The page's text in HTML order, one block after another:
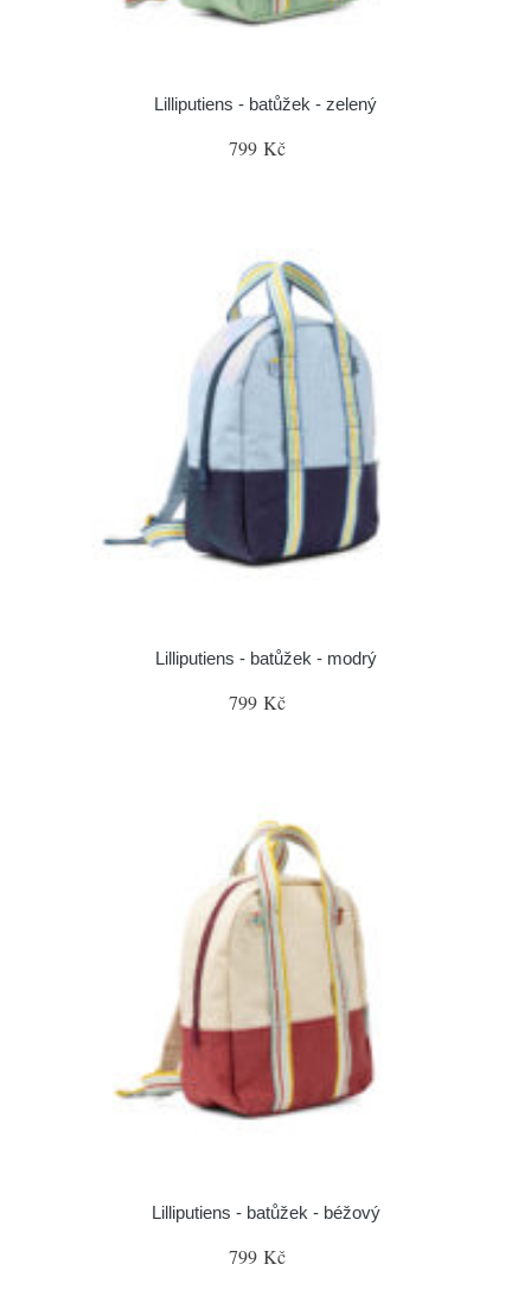
Lilliputiens - batůžek - zelený
799 Kč
Lilliputiens - batůžek - modrý
799 Kč
Lilliputiens - batůžek - béžový
799 Kč